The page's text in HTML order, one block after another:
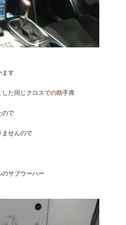
す
た同じクロスでの助手席
ので
ませんので
サブウーハー